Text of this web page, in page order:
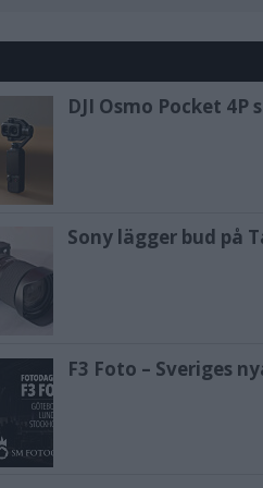
DJI Osmo Pocket
Sony lägger bud på
F3 Foto – Sveriges